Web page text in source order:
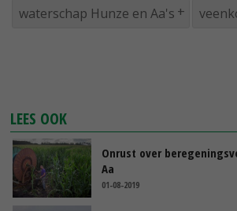
waterschap Hunze en Aa's
LEES OOK
Onrust over
Aa
01-08-2019